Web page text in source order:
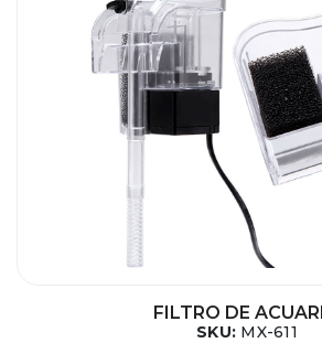
FILTRO DE
SKU: MX-611